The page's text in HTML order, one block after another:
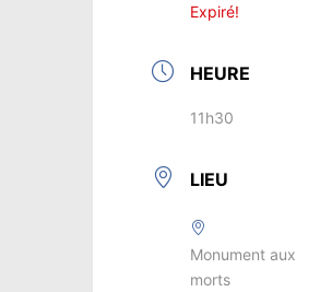
Expiré!
HEURE
11h30
LIEU
Monument aux
morts